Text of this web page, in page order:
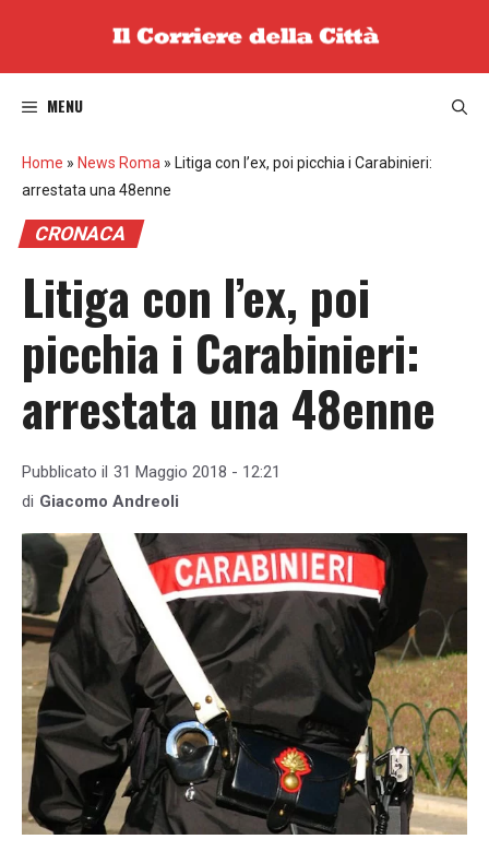
MENU
Home » News Roma » Litiga con l’ex, poi picchia i Carabinieri:
arrestata una 48enne
CRONACA
Litiga con l’ex, poi
picchia i Carabinieri:
arrestata una 48enne
Pubblicato il 31 Maggio 2018 - 12:21
di Giacomo Andreoli